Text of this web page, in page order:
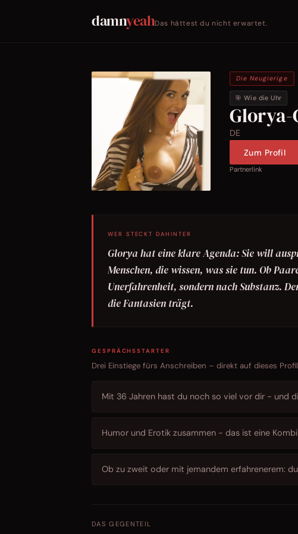
damnyeahDas hättest du nicht erwartet.
Die Neugierige
🎯 Wie die Uhr
Glorya-
DE
Zum Profil
Partnerlink
WER STECKT DAHINTER
Glorya hat eine klare Agenda: Sie will
Menschen, die wissen, was sie tun. Ob
Unerfahrenheit, sondern nach Substanz.
die Fantasien trägt.
GESPRÄCHSSTARTER
Drei Einstiege fürs Anschreiben – direkt auf dieses
Mit 36 Jahren hast du noch so viel vor dir - und
Humor und Erotik zusammen - das ist eine
Ob zu zweit oder mit jemandem erfahrenerem:
DAS GEGENTEIL